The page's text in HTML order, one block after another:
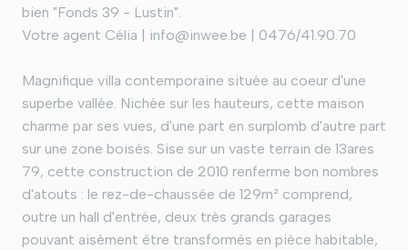
bien "Fonds 39 - Lustin".
Votre agent Célia | info@inwee.be | 0476/41.90.70
Magnifique villa contemporaine située au coeur d'une
superbe vallée. Nichée sur les hauteurs, cette maison
charme par ses vues, d'une part en surplomb d'autre part
sur une zone boisés. Sise sur un vaste terrain de 13ares
79, cette construction de 2010 renferme bon nombres
d'atouts : le rez-de-chaussée de 129m² comprend,
outre un hall d'entrée, deux très grands garages
pouvant aisément être transformés en pièce habitable,